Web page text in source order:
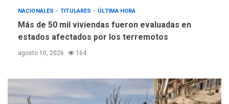
NACIONALES TITULARES ÚLTIMA HORA
Más de 50 mil viviendas fueron evaluadas en
estados afectados por los terremotos
agosto 10, 2026 164